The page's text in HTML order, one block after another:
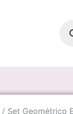
/ Set Geométrico